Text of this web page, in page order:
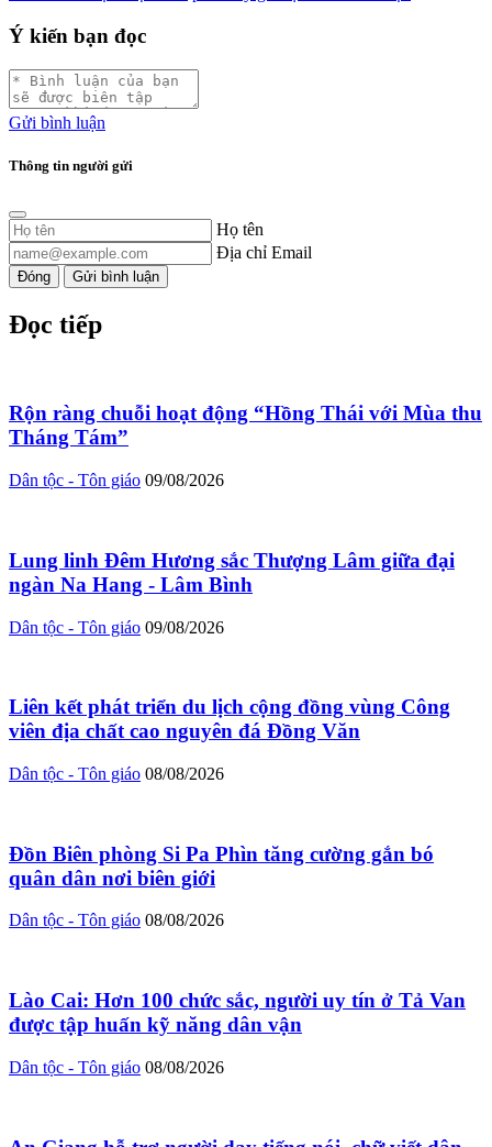
Ý kiến bạn đọc
Gửi bình luận
Thông tin người gửi
Họ tên
Địa chỉ Email
Đóng Gửi bình luận
Đọc tiếp
Rộn ràng chuỗi hoạt động “Hồng Thái với Mùa thu
Tháng Tám”
Dân tộc - Tôn giáo 09/08/2026
Lung linh Đêm Hương sắc Thượng Lâm giữa đại
ngàn Na Hang - Lâm Bình
Dân tộc - Tôn giáo 09/08/2026
Liên kết phát triển du lịch cộng đồng vùng Công
viên địa chất cao nguyên đá Đồng Văn
Dân tộc - Tôn giáo 08/08/2026
Đồn Biên phòng Si Pa Phìn tăng cường gắn bó
quân dân nơi biên giới
Dân tộc - Tôn giáo 08/08/2026
Lào Cai: Hơn 100 chức sắc, người uy tín ở Tả Van
được tập huấn kỹ năng dân vận
Dân tộc - Tôn giáo 08/08/2026